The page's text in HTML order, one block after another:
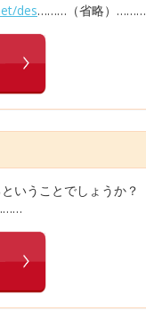
des………（省略）………
いうことでしょうか？